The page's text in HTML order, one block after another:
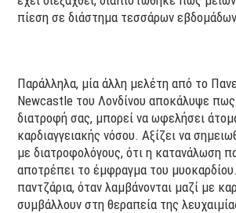
πίεση σε διάστημα τεσσάρων
Παράλληλα, μία άλλη μελέτη από το
Newcastle του Λονδίνου αποκάλυψε
διατροφή σας, μπορεί να ωφελήσει
καρδιαγγειακής νόσου. Αξίζει να
με διατροφολόγους, ότι η κατανάλωση
αποτρέπει το έμφραγμα του
παντζάρια, όταν λαμβάνονται μαζί με
συμβάλλουν στη θεραπεία της